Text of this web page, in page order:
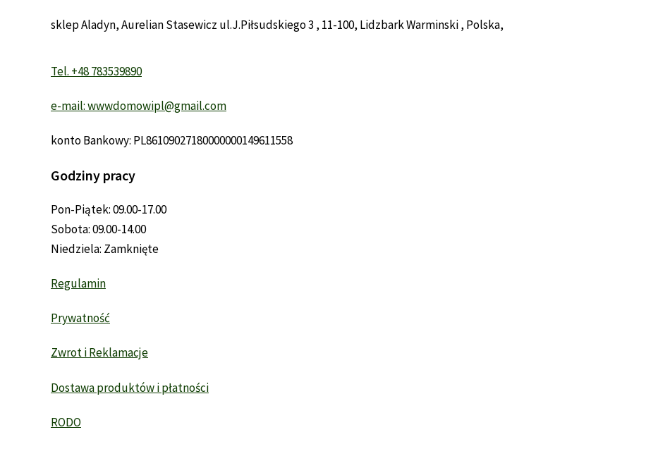
sklep Aladyn, Aurelian Stasewicz ul.J.Piłsudskiego 3 , 11-100, Lidzbark Warminski , Polska,
Tel. +48 783539890
e-mail: wwwdomowipl@gmail.com
konto Bankowy: PL86109027180000000149611558
Godziny pracy
Pon-Piątek: 09.00-17.00
Sobota: 09.00-14.00
Niedziela: Zamknięte
Regulamin
Prywatność
Zwrot i Reklamacje
Dostawa produktów i płatności
RODO